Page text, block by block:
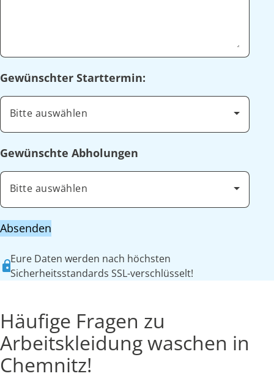
Gewünschter Starttermin:
Bitte auswählen
Gewünschte Abholungen
Bitte auswählen
Absenden
Eure Daten werden nach höchsten
Sicherheitsstandards SSL-verschlüsselt!
Häufige Fragen zu
Arbeitskleidung waschen in
Chemnitz!